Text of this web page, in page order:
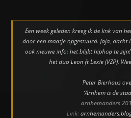
Een week geleden kreeg ik de link van
door een maatje opgestuurd. Jaja, dacht
ook nieuwe info: het blijkt hiphop te
het duo Leon ft Lexie (VZP).
Peter Bierhaus
‘Arnhem is de
arnhemanders
Link: